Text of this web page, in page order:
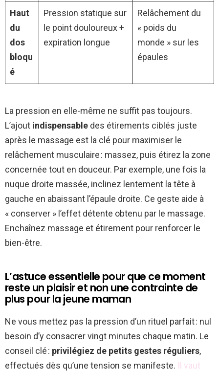
Haut
du
dos
bloqu
é
Pression statique sur
le point douloureux +
expiration longue
Relâchement du
« poids du
monde » sur les
épaules
La pression en elle-même ne suffit pas toujours.
L’ajout indispensable des étirements ciblés juste
après le massage est la clé pour maximiser le
relâchement musculaire : massez, puis étirez la zone
concernée tout en douceur. Par exemple, une fois la
nuque droite massée, inclinez lentement la tête à
gauche en abaissant l’épaule droite. Ce geste aide à
« conserver » l’effet détente obtenu par le massage.
Enchaînez massage et étirement pour renforcer le
bien-être.
L’astuce essentielle pour que ce moment
reste un plaisir et non une contrainte de
plus pour la jeune maman
Ne vous mettez pas la pression d’un rituel parfait : nul
besoin d’y consacrer vingt minutes chaque matin. Le
conseil clé : privilégiez de petits gestes réguliers,
effectués dès qu’une tension se manifeste. Il vaut